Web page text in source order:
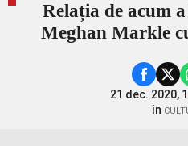
Relația de acum
Meghan Markle
21 dec. 2020,
în